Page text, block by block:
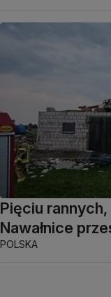
Pięciu
Nawałnice
POLSKA